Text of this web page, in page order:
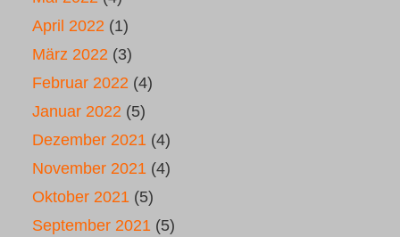
April 2022 (1)
März 2022 (3)
Februar 2022 (4)
Januar 2022 (5)
Dezember 2021 (4)
November 2021 (4)
Oktober 2021 (5)
September 2021 (5)